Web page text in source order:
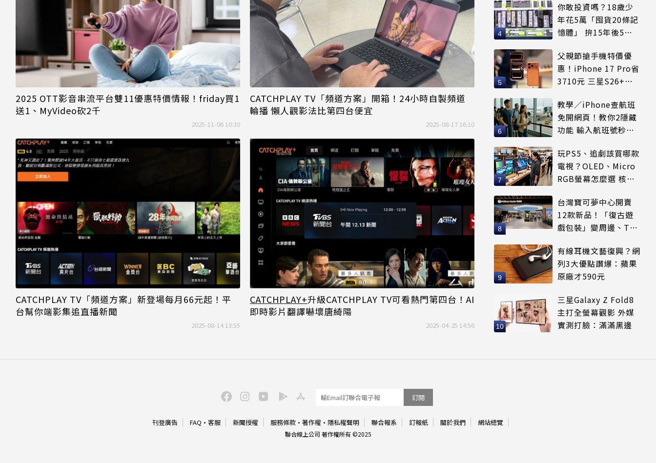
2025 OTT影音串流平台雙11優惠特價情報！friday買1
送1、MyVideo砍2千
2025-11-06 10:30
CATCHPLAY TV「頻道方案」開箱！24小時自製頻道
輪播 懶人觀影法比第四台便宜
2025-08-17 16:10
CATCHPLAY TV「頻道方案」新登場每月66元起！平
台幫你端影集追直播新聞
2025-08-14 13:55
CATCHPLAY+升級CATCHPLAY TV可看熱門第四台！AI
即時影片翻譯嚇壞唐綺陽
2025-04-25 14:56
你敢投資嗎？18歲少
年花5萬「囤貨20條記
憶體」 拚15年後5倍
父親節搶手機特價優
惠！iPhone 17 Pro省
3710元 三星S26+狂
教學／iPhone查航班
免開網頁！教你2隱藏
功能 輸入航班號秒看
玩PS5、追劇該買哪款
電視？OLED、Micro
RGB螢幕怎麼選 核心
台灣寶可夢中心開賣
12款新品！「復古遊
戲包裝」變周邊、T恤
有線耳機文藝復興？網
列3大優點讚爆：蘋果
原廠才590元
三星Galaxy Z Fold8
主打全螢幕觀影 外媒
實測打臉：滿滿黑邊
訂閱
刊登廣告 FAQ · 客服 新聞授權 服務條款 · 著作權 · 隱私權聲明 聯合報系 訂報紙 關於我們 網站總覽
聯合線上公司 著作權所有 ©2025